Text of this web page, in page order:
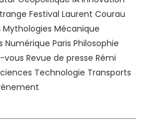
Festival Laurent Courau
Mythologies Mécanique
Numérique Paris Philosophie
vous Revue de presse Rémi
Technologie Transports